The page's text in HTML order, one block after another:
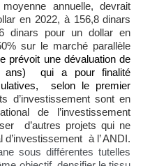
annuelle, devrait
en 2022, à 156,8 dinars
dinars pour un dollar en
sur le marché parallèle
prévoit une dévaluation de
ans) qui a pour finalité
selon le premier
d’investissement sont en
de l’investissement
d’autres projets qui ne
à l’ ANDI.
sous différentes tutelles